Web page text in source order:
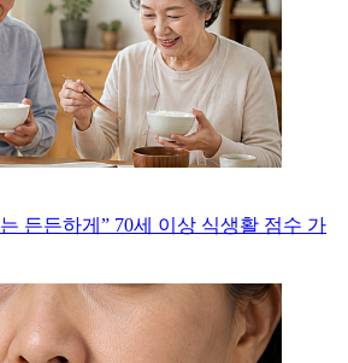
든든하게” 70세 이상 식생활 점수 가